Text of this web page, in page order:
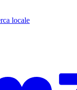
locale